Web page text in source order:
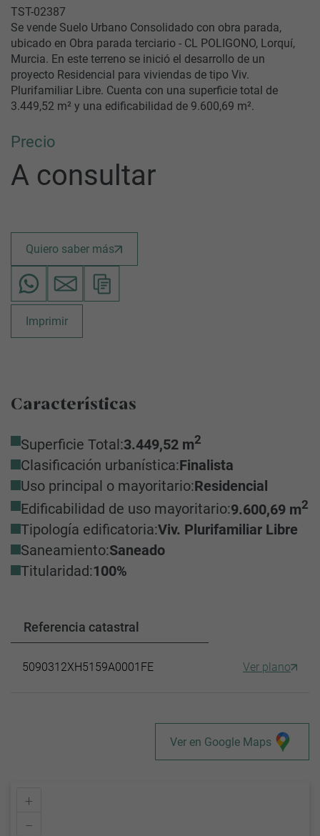
TST-02387
Se vende Suelo Urbano Consolidado con obra parada,
ubicado en Obra parada terciario - CL POLIGONO, Lorquí,
Murcia. En este terreno se inició el desarrollo de un
proyecto Residencial para viviendas de tipo Viv.
Plurifamiliar Libre. Cuenta con una superficie total de
3.449,52 m² y una edificabilidad de 9.600,69 m².
Precio
A consultar
Quiero saber más
Imprimir
Características
Superficie Total:3.449,52 m2
Clasificación urbanística:Finalista
Uso principal o mayoritario:Residencial
Edificabilidad de uso mayoritario:9.600,69 m2
Tipología edificatoria:Viv. Plurifamiliar Libre
Saneamiento:Saneado
Titularidad:100%
Referencia catastral
5090312XH5159A0001FE Ver plano
Ver en Google Maps
+
–